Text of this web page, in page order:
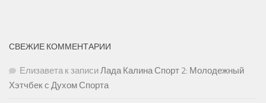
СВЕЖИЕ КОММЕНТАРИИ
Елизаветак записиЛада Калина Спорт 2: Молодежный
Хэтчбек с Духом Спорта